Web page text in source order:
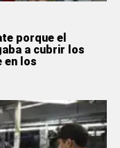
porque el
a cubrir los
en los